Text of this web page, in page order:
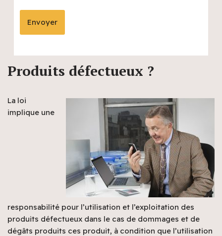
Produits défectueux ?
La loi
implique une
responsabilité pour l’utilisation et l’exploitation des
produits défectueux dans le cas de dommages et de
dégâts produits ces produit, à condition que l’utilisation